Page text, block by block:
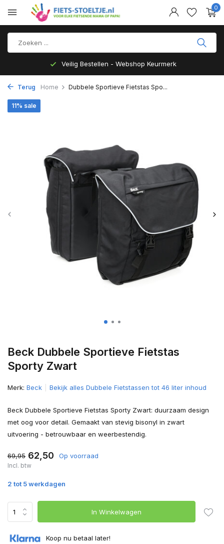
0
Veilig Bestellen - Webshop Keurmerk
Terug Home Dubbele Sportieve Fietstas Spo...
Beck Dubbele Sportieve Fietstas
Sporty Zwart
11% sale
Merk: Beck Bekijk alles Dubbele Fietstassen tot 46 liter inhoud
Beck Dubbele Sportieve Fietstas Sporty Zwart: duurzaam design
met oog voor detail. Gemaakt van stevig bisonyl in zwart
uitvoering - betrouwbaar en weerbestendig.
69,95 62,50 Op voorraad
Incl. btw
2 tot 5 werkdagen
In Winkelwagen
Koop nu betaal later!